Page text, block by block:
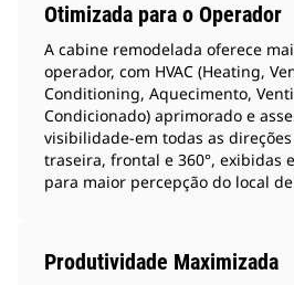
Otimizada para o Operador
A cabine remodelada oferece
operador, com HVAC (Heating,
Conditioning, Aquecimento,
Condicionado) aprimorado e
visibilidade‑em todas as
traseira, frontal e 360°, exibidas
para maior percepção do local
Produtividade Maximizada